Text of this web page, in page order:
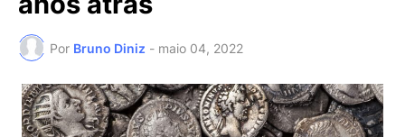
Por Bruno Diniz - maio 04, 2022